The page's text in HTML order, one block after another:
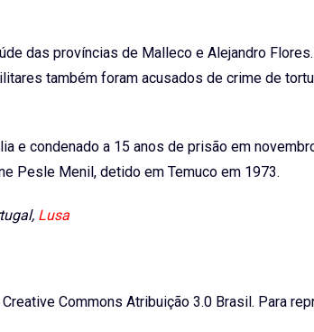
das províncias de Malleco e Alejandro
também foram acusados de crime de
e condenado a 15 anos de prisão em
Pesle Menil, detido em Temuco em 1973.
Lusa
Commons Atribuição 3.0 Brasil. Para